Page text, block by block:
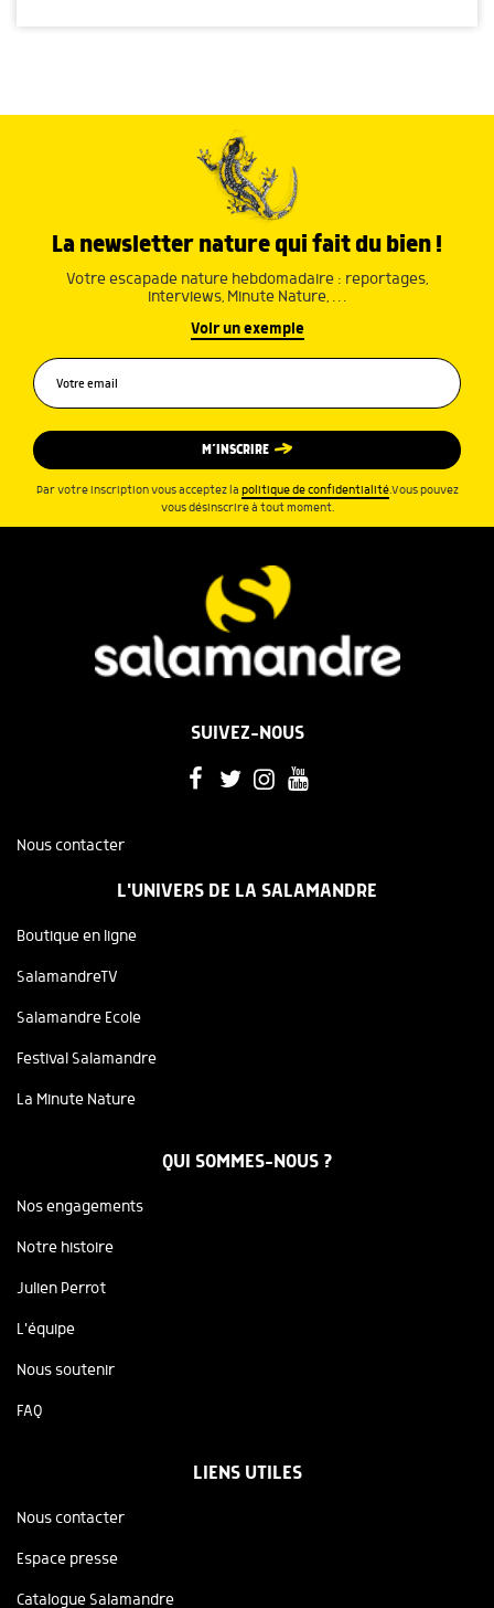
La newsletter nature qui fait du bien !
Votre escapade nature hebdomadaire : reportages,
interviews, Minute Nature, …
Voir un exemple
M’INSCRIRE
Par votre inscription vous acceptez la politique de confidentialité.Vous pouvez
vous désinscrire à tout moment.
SUIVEZ-NOUS
Nous contacter
L'UNIVERS DE LA SALAMANDRE
Boutique en ligne
SalamandreTV
Salamandre Ecole
Festival Salamandre
La Minute Nature
QUI SOMMES-NOUS ?
Nos engagements
Notre histoire
Julien Perrot
L'équipe
Nous soutenir
FAQ
LIENS UTILES
Nous contacter
Espace presse
Catalogue Salamandre